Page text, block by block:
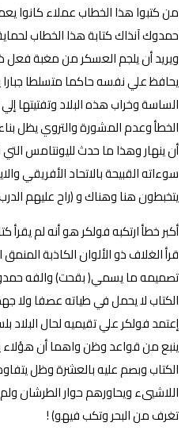
من كتبوا هذا الخطاب عملاء كانوا
حمدوك آنذاك كتابة هذا الخطاب لحماية
ويريد أن يلجم العسكر من مغبة فعل
يحافظ علي نفسه حاكما متسلطا جبارا
الساسة وخراب هذه البلاد وتفتيتها
الخطأ وعدم المشورة والتروي يظل
أن ينهار وهذا ما حدث لليونتامس
سوءاته القبيحة بالاتحاد الأفريقي
يتخبطون هنا وهناك و (راح عليهم
أكبر خطأ ارتكبه فولكر هو أنه لم
قرأ الغلاف ذو الألوان الكاذبة
تصميمه ما يسمي( بقحت) والفه
الكتاب لا يحمل في طياته عصفا ولا
إعتمد فولكر علي تقيميه لحال البلاد
ينبع من قواعد وظن واهما أن هؤلاء
الكتاب وبصم عليه بالعشرة وظل
اللاشييء ويحاورهم حوار الطرشان ولم
تغرف من البحر وتكب فيهو) !